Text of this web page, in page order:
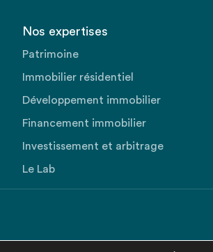
Nos expertises
Patrimoine
Immobilier résidentiel
Développement immobilier
Financement immobilier
Investissement et arbitrage
Le Lab